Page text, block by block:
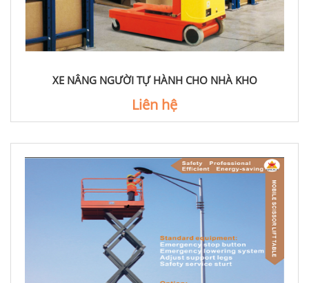
XE NÂNG NGƯỜI TỰ HÀNH CHO NHÀ KHO
Liên hệ